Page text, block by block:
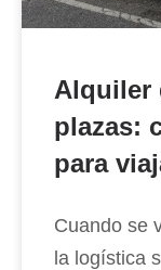
Alquiler
plazas:
para
Cuando se
la logística